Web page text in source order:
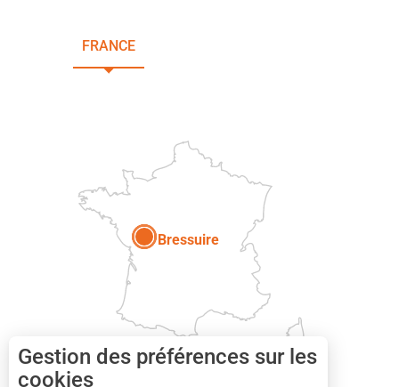
FRANCE
Bressuire
Gestion des préférences sur les
cookies